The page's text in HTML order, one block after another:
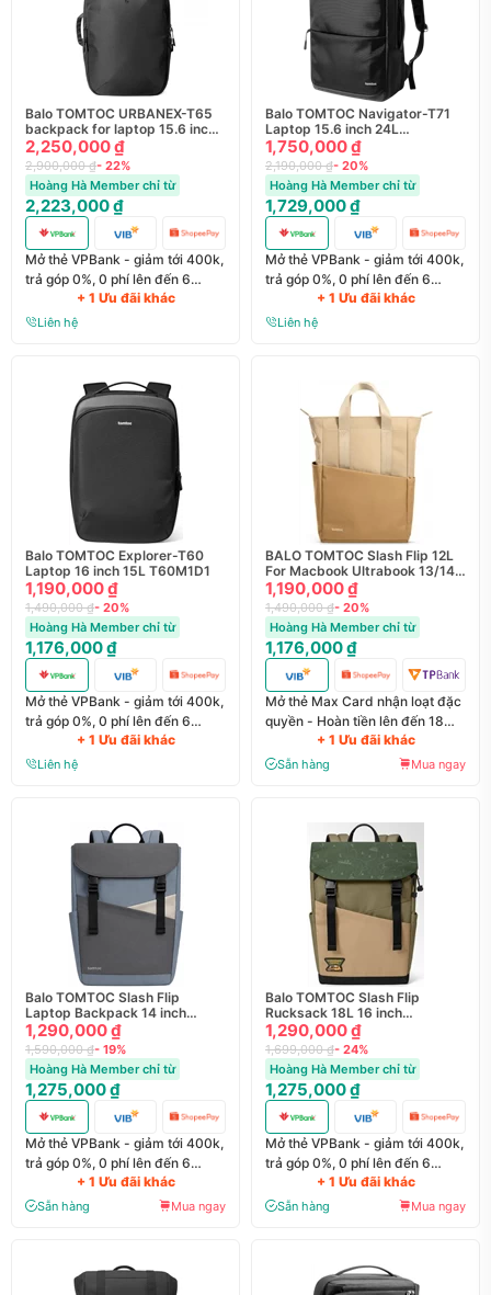
Balo TOMTOC URBANEX-T65
backpack for laptop 15.6 inch
20L T65S1D1
2,250,000 ₫
2,900,000 ₫- 22%
Hoàng Hà Member chỉ từ
2,223,000 ₫
Mở thẻ VPBank - giảm tới 400k,
trả góp 0%, 0 phí lên đến 6
+ 1 Ưu đãi khác
Liên hệ
Balo TOMTOC Navigator-T71
Laptop 15.6 inch 24L
(T71M2D1)
1,750,000 ₫
2,190,000 ₫- 20%
Hoàng Hà Member chỉ từ
1,729,000 ₫
Mở thẻ VPBank - giảm tới 400k,
trả góp 0%, 0 phí lên đến 6
+ 1 Ưu đãi khác
Liên hệ
Balo TOMTOC Explorer-T60
Laptop 16 inch 15L T60M1D1
1,190,000 ₫
1,490,000 ₫- 20%
Hoàng Hà Member chỉ từ
1,176,000 ₫
Mở thẻ VPBank - giảm tới 400k,
trả góp 0%, 0 phí lên đến 6
+ 1 Ưu đãi khác
Liên hệ
BALO TOMTOC Slash Flip 12L
For Macbook Ultrabook 13/14
inch A63
1,190,000 ₫
1,490,000 ₫- 20%
Hoàng Hà Member chỉ từ
1,176,000 ₫
Mở thẻ Max Card nhận loạt đặc
quyền - Hoàn tiền lên đến 18
triệu đồng+ 1 Ưu đãi khác
Sẵn hàng Mua ngay
Balo TOMTOC Slash Flip
Laptop Backpack 14 inch
T63M1
1,290,000 ₫
1,590,000 ₫- 19%
Hoàng Hà Member chỉ từ
1,275,000 ₫
Mở thẻ VPBank - giảm tới 400k,
trả góp 0%, 0 phí lên đến 6
+ 1 Ưu đãi khác
Sẵn hàng Mua ngay
Balo TOMTOC Slash Flip
Rucksack 18L 16 inch
T64M1T1GC / A6
1,290,000 ₫
1,699,000 ₫- 24%
Hoàng Hà Member chỉ từ
1,275,000 ₫
Mở thẻ VPBank - giảm tới 400k,
trả góp 0%, 0 phí lên đến 6
+ 1 Ưu đãi khác
Sẵn hàng Mua ngay